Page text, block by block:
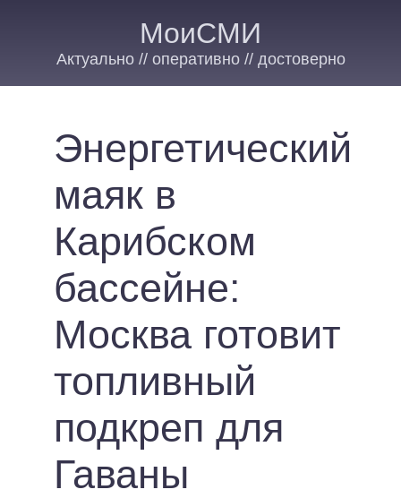
МоиСМИ
Актуально // оперативно // достоверно
Энергетический
маяк в
Карибском
бассейне:
Москва готовит
топливный
подкреп для
Гаваны